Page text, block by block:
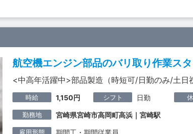
航空機エンジン部品のバリ取り作業ス
<中高年活躍中>部品製造（時短可/日勤のみ/土日
時給 1,150円 シフト 日勤
勤務地 宮崎県宮崎市高岡町高浜｜宮崎駅
雇用形態 期間工・期間従業員